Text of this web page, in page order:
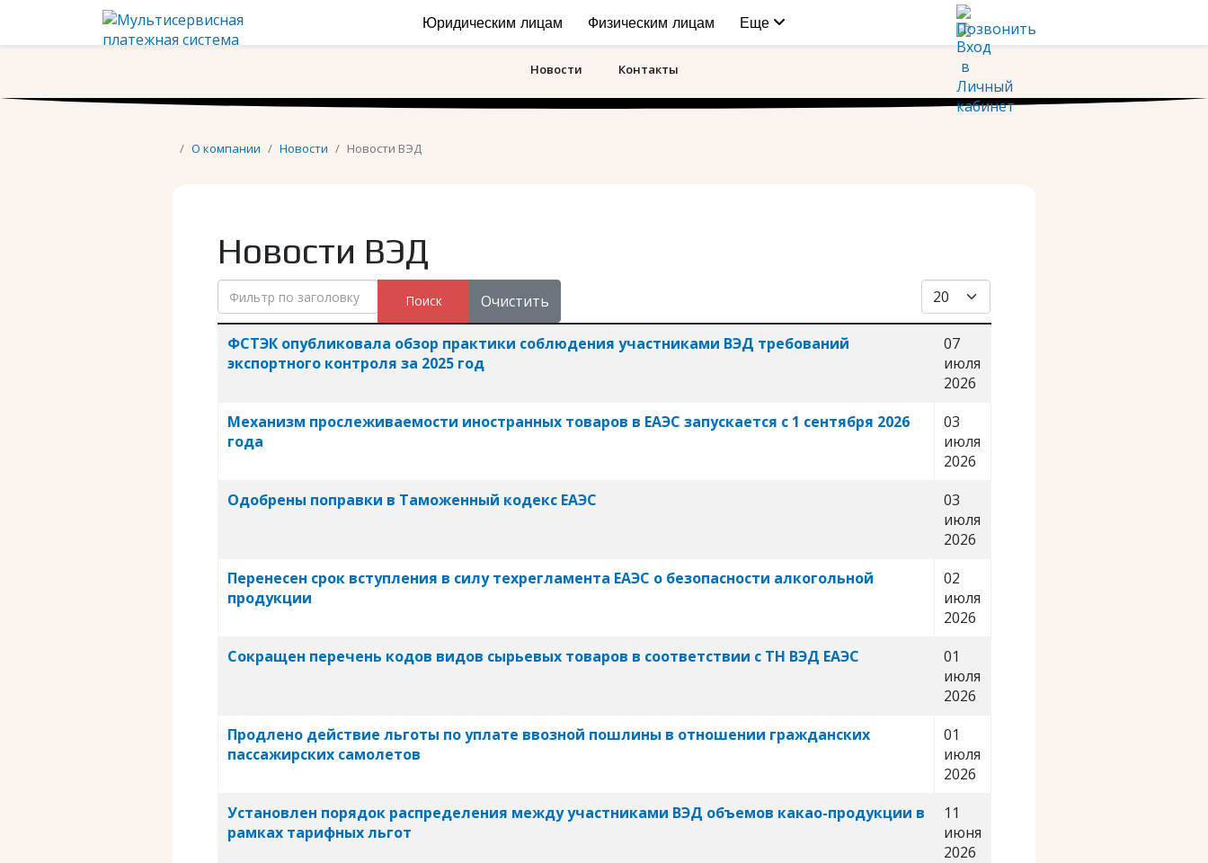
Юридическим лицам Физическим лицам Еще
Новости Контакты
О компании Новости Новости ВЭД
Новости ВЭД
Фильтр по заголовку
Поиск Очистить
Кол-во строк:
Заголовок Дата публикации
ФСТЭК опубликовала обзор практики соблюдения участниками ВЭД требований
экспортного контроля за 2025 год
07
июля
2026
Механизм прослеживаемости иностранных товаров в ЕАЭС запускается с 1 сентября 2026
года
03
июля
2026
Одобрены поправки в Таможенный кодекс ЕАЭС
03
июля
2026
Перенесен срок вступления в силу техрегламента ЕАЭС о безопасности алкогольной
продукции
02
июля
2026
Сокращен перечень кодов видов сырьевых товаров в соответствии с ТН ВЭД ЕАЭС
01
июля
2026
Продлено действие льготы по уплате ввозной пошлины в отношении гражданских
пассажирских самолетов
01
июля
2026
Установлен порядок распределения между участниками ВЭД объемов какао-продукции в
рамках тарифных льгот
11
июня
2026